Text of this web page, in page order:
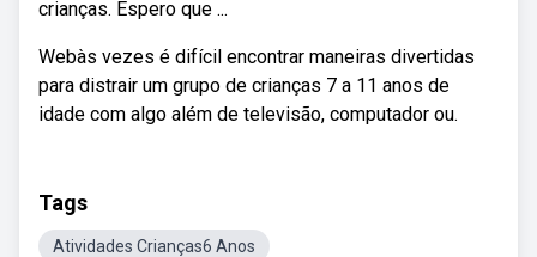
crianças. Espero que ...
Webàs vezes é difícil encontrar maneiras divertidas
para distrair um grupo de crianças 7 a 11 anos de
idade com algo além de televisão, computador ou.
Tags
Atividades Crianças6 Anos